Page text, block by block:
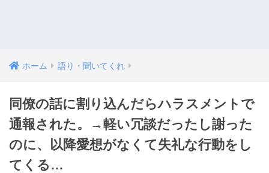
ホーム 語り・聞いてくれ
同僚の話に割り込んだらハラスメントで
通報された。→軽い冗談だったし謝った
のに、以降愛想がなくて失礼な行動をし
てくる…